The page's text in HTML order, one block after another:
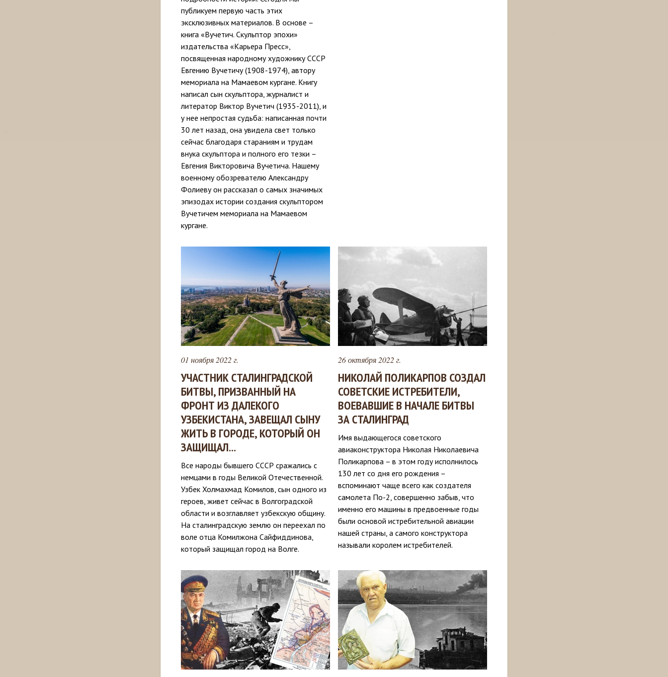
публикуем первую часть этих
эксклюзивных материалов. В основе –
книга «Вучетич. Скульптор эпохи»
издательства «Карьера Пресс»,
посвященная народному художнику СССР
Евгению Вучетичу (1908-1974), автору
мемориала на Мамаевом кургане. Книгу
написал сын скульптора, журналист и
литератор Виктор Вучетич (1935-2011), и
у нее непростая судьба: написанная почти
30 лет назад, она увидела свет только
сейчас благодаря стараниям и трудам
внука скульптора и полного его тезки –
Евгения Викторовича Вучетича. Нашему
военному обозревателю Александру
Фолиеву он рассказал о самых значимых
эпизодах истории создания скульптором
Вучетичем мемориала на Мамаевом
кургане.
01 ноября 2022 г.
УЧАСТНИК СТАЛИНГРАДСКОЙ
БИТВЫ, ПРИЗВАННЫЙ НА
ФРОНТ ИЗ ДАЛЕКОГО
УЗБЕКИСТАНА, ЗАВЕЩАЛ СЫНУ
ЖИТЬ В ГОРОДЕ, КОТОРЫЙ ОН
ЗАЩИЩАЛ...
Все народы бывшего СССР сражались с
немцами в годы Великой Отечественной.
Узбек Холмахмад Комилов, сын одного из
героев, живет сейчас в Волгоградской
области и возглавляет узбекскую общину.
На сталинградскую землю он переехал по
воле отца Комилжона Сайфиддинова,
который защищал город на Волге.
26 октября 2022 г.
НИКОЛАЙ ПОЛИКАРПОВ СОЗДАЛ
СОВЕТСКИЕ ИСТРЕБИТЕЛИ,
ВОЕВАВШИЕ В НАЧАЛЕ БИТВЫ
ЗА СТАЛИНГРАД
Имя выдающегося советского
авиаконструктора Николая Николаевича
Поликарпова – в этом году исполнилось
130 лет со дня его рождения –
вспоминают чаще всего как создателя
самолета По-2, совершенно забыв, что
именно его машины в предвоенные годы
были основой истребительной авиации
нашей страны, а самого конструктора
называли королем истребителей.